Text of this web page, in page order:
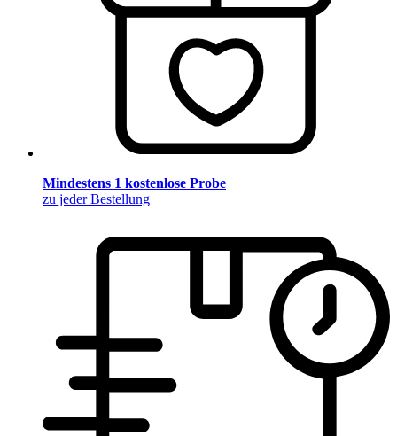
Mindestens 1 kostenlose Probe
zu jeder Bestellung